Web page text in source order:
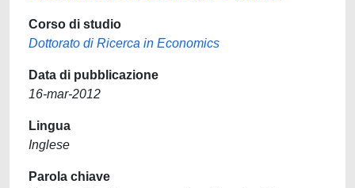
Corso di studio
Dottorato di Ricerca in Economics
Data di pubblicazione
16-mar-2012
Lingua
Inglese
Parola chiave